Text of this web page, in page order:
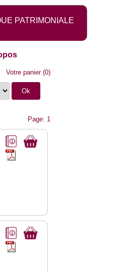
PATRIMONIALE
Votre panier(0)
Page: 1